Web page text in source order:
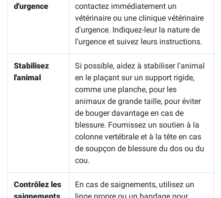
d'urgence
contactez immédiatement un
vétérinaire ou une clinique vétérinaire
d'urgence. Indiquez-leur la nature de
l'urgence et suivez leurs instructions.
Stabilisez
l'animal
Si possible, aidez à stabiliser l'animal
en le plaçant sur un support rigide,
comme une planche, pour les
animaux de grande taille, pour éviter
de bouger davantage en cas de
blessure. Fournissez un soutien à la
colonne vertébrale et à la tête en cas
de soupçon de blessure du dos ou du
cou.
Contrôlez les
En cas de saignements, utilisez un